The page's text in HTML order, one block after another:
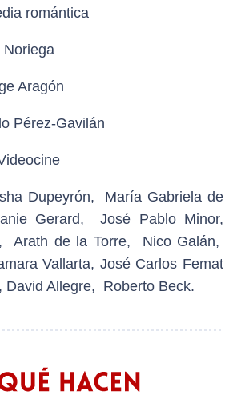
romántica
Noriega
Aragón
Pérez-Gavilán
Dupeyrón, María Gabriela de
Gerard, José Pablo Minor,
Arath de la Torre, Nico Galán,
Vallarta, José Carlos Femat
David Allegre, Roberto Beck.